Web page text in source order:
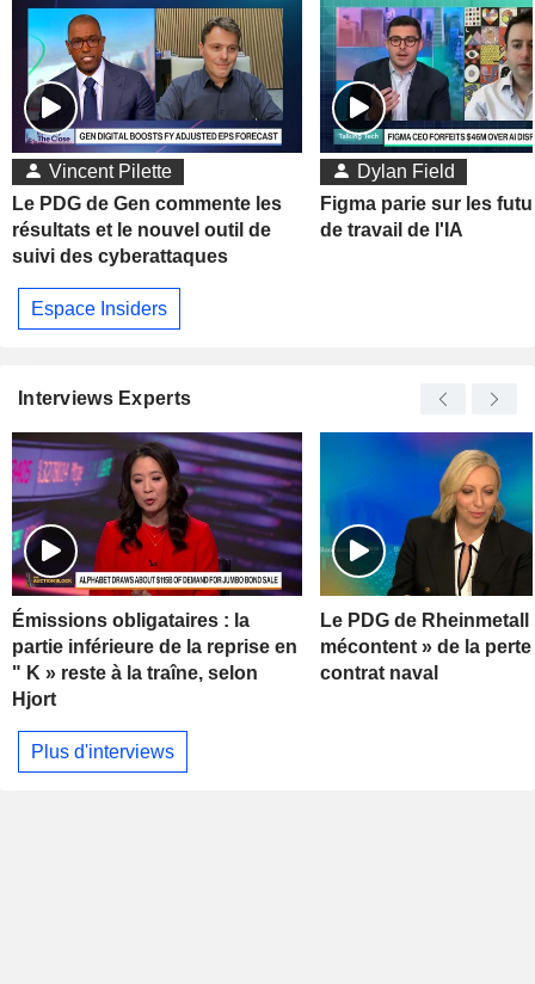
Vincent Pilette
Le PDG de Gen commente les
résultats et le nouvel outil de
suivi des cyberattaques
Dylan Field
Figma parie sur les
de travail de l'IA
Espace Insiders
Interviews Experts
Émissions obligataires : la
partie inférieure de la reprise en
" K » reste à la traîne, selon
Hjort
Le PDG de
mécontent » de la
contrat naval
Plus d'interviews